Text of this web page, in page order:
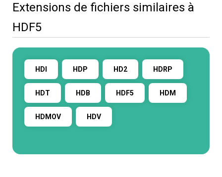
Extensions de fichiers similaires à
HDF5
HDI HDP HD2 HDRP
HDT HDB HDF5 HDM
HDMOV HDV